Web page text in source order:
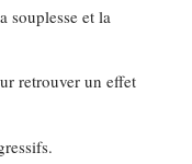
souplesse et la
retrouver un effet